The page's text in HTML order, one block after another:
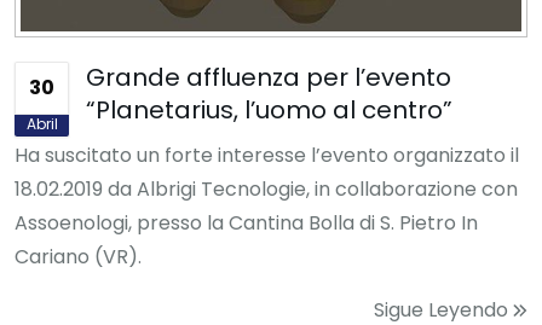
30
Abril
Grande affluenza per l’evento
“Planetarius, l’uomo al centro”
Ha suscitato un forte interesse l’evento organizzato il
18.02.2019 da Albrigi Tecnologie, in collaborazione con
Assoenologi, presso la Cantina Bolla di S. Pietro In
Cariano (VR).
Sigue Leyendo